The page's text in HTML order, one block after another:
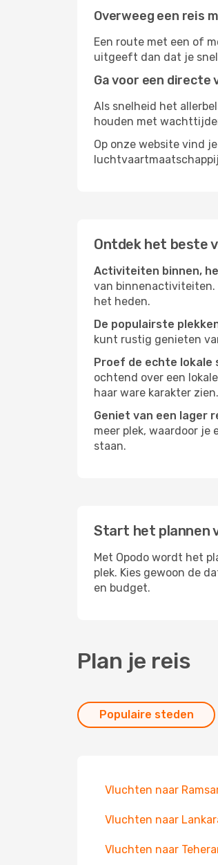
Overweeg een reis
Een route met een of
uitgeeft dan dat je snel
Ga voor een directe
Als snelheid het
houden met
Op onze website vind
Ontdek het beste
Activiteiten binnen,
van binnenactiviteiten.
het heden.
De populairste
kunt rustig genieten
Proef de echte lokale
ochtend over een
haar ware karakter zien.
Geniet van een lager
meer plek, waardoor
staan.
Start het plannen
Met Opodo wordt het
plek. Kies gewoon de
en budget.
Plan je reis
Populaire steden
Vluchten naar
Vluchten naar
Vluchten naar